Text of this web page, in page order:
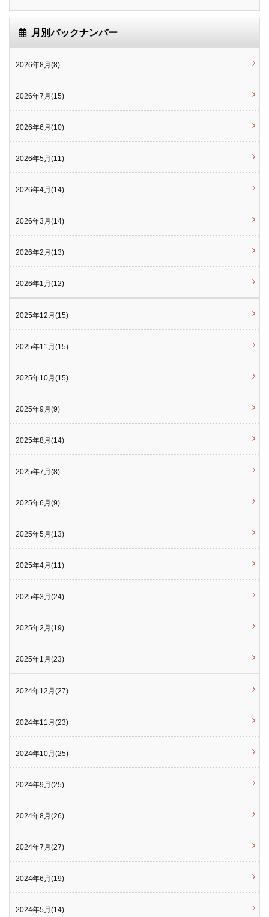
月別バックナンバー
2026年8月(8)
2026年7月(15)
2026年6月(10)
2026年5月(11)
2026年4月(14)
2026年3月(14)
2026年2月(13)
2026年1月(12)
2025年12月(15)
2025年11月(15)
2025年10月(15)
2025年9月(9)
2025年8月(14)
2025年7月(8)
2025年6月(9)
2025年5月(13)
2025年4月(11)
2025年3月(24)
2025年2月(19)
2025年1月(23)
2024年12月(27)
2024年11月(23)
2024年10月(25)
2024年9月(25)
2024年8月(26)
2024年7月(27)
2024年6月(19)
2024年5月(14)